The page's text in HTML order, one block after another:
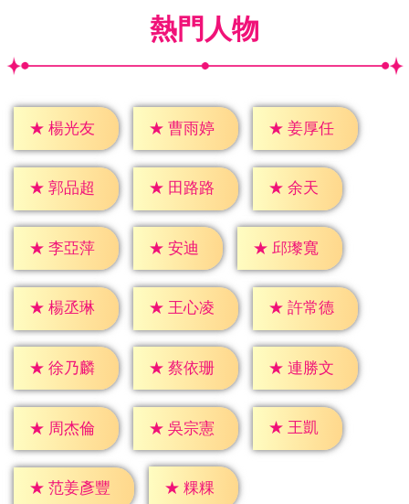
熱門人物
★ 楊光友 ★ 曹雨婷 ★ 姜厚任
★ 郭品超 ★ 田路路 ★ 余天
★ 李亞萍 ★ 安迪 ★ 邱瓈寬
★ 楊丞琳 ★ 王心凌 ★ 許常德
★ 徐乃麟 ★ 蔡依珊 ★ 連勝文
★ 周杰倫 ★ 吳宗憲 ★ 王凱
★ 范姜彥豐 ★ 粿粿